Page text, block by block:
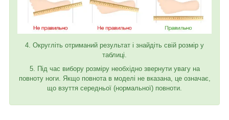
4. Округліть отриманий результат і знайдіть свій розмір у
таблиці.
5. Під час вибору розміру необхідно звернути увагу на
повноту ноги. Якщо повнота в моделі не вказана, це означає,
що взуття середньої (нормальної) повноти.